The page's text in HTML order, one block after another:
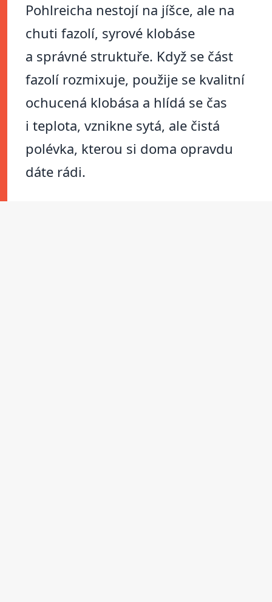
Pohlreicha nestojí na jíšce, ale na
chuti fazolí, syrové klobáse
a správné struktuře. Když se část
fazolí rozmixuje, použije se kvalitní
ochucená klobása a hlídá se čas
i teplota, vznikne sytá, ale čistá
polévka, kterou si doma opravdu
dáte rádi.